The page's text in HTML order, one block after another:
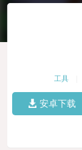
工具
安卓下载